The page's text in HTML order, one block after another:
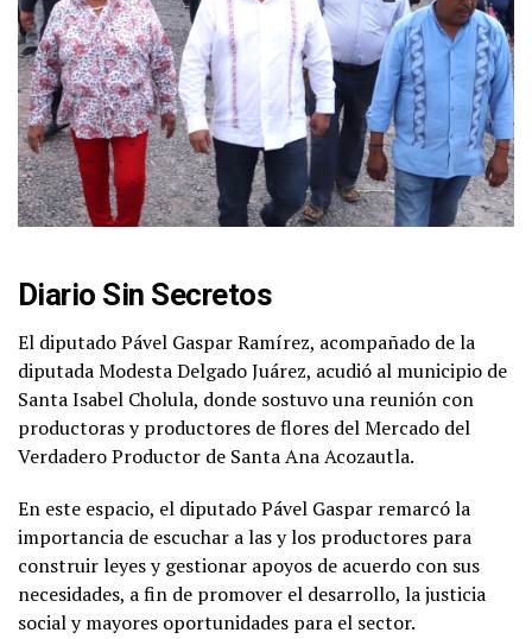
Diario Sin Secretos
El diputado Pável Gaspar Ramírez, acompañado de la
diputada Modesta Delgado Juárez, acudió al municipio de
Santa Isabel Cholula, donde sostuvo una reunión con
productoras y productores de flores del Mercado del
Verdadero Productor de Santa Ana Acozautla.
En este espacio, el diputado Pável Gaspar remarcó la
importancia de escuchar a las y los productores para
construir leyes y gestionar apoyos de acuerdo con sus
necesidades, a fin de promover el desarrollo, la justicia
social y mayores oportunidades para el sector.